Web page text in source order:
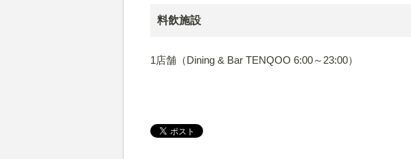
料飲施設
1店舗（Dining & Bar TENQOO 6:00～23:00）